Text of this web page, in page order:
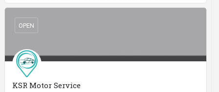
KSR Motor Service
OPEN